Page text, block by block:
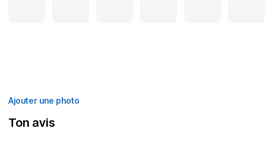
Ajouter une photo
Ton avis